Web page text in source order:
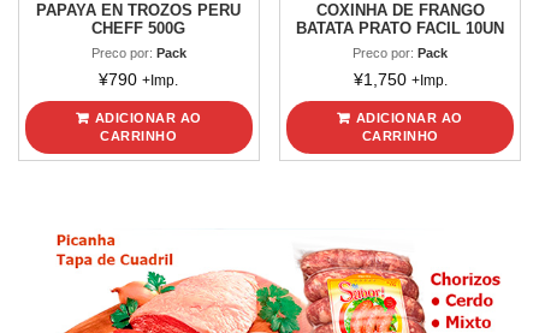
PAPAYA EN TROZOS PERU
CHEFF 500G
Preco por: Pack
¥790 +Imp.
ADICIONAR AO
CARRINHO
COXINHA DE FRANGO
BATATA PRATO FACIL 10UN
Preco por:Pack
¥1,750 +Imp.
ADICIONAR AO
CARRINHO